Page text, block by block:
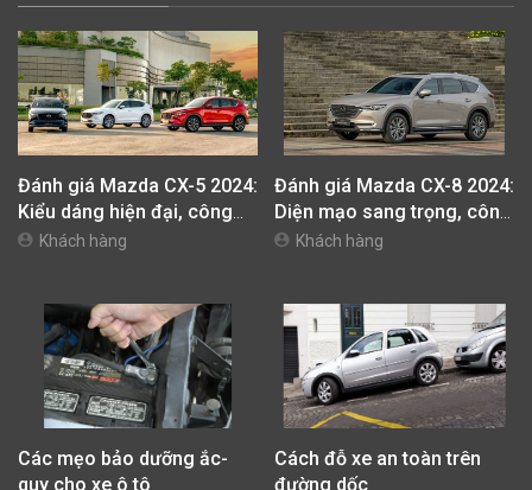
Đánh giá Mazda CX-5 2024:
Kiểu dáng hiện đại, công
năng thực dụng và an toàn
Khách hàng
Đánh giá Mazda CX-8 2024:
Diện mạo sang trọng, công
nghệ nịnh nọt người dùng
Khách hàng
Các mẹo bảo dưỡng ắc-
quy cho xe ô tô
Cách đỗ xe an toàn trên
đường dốc